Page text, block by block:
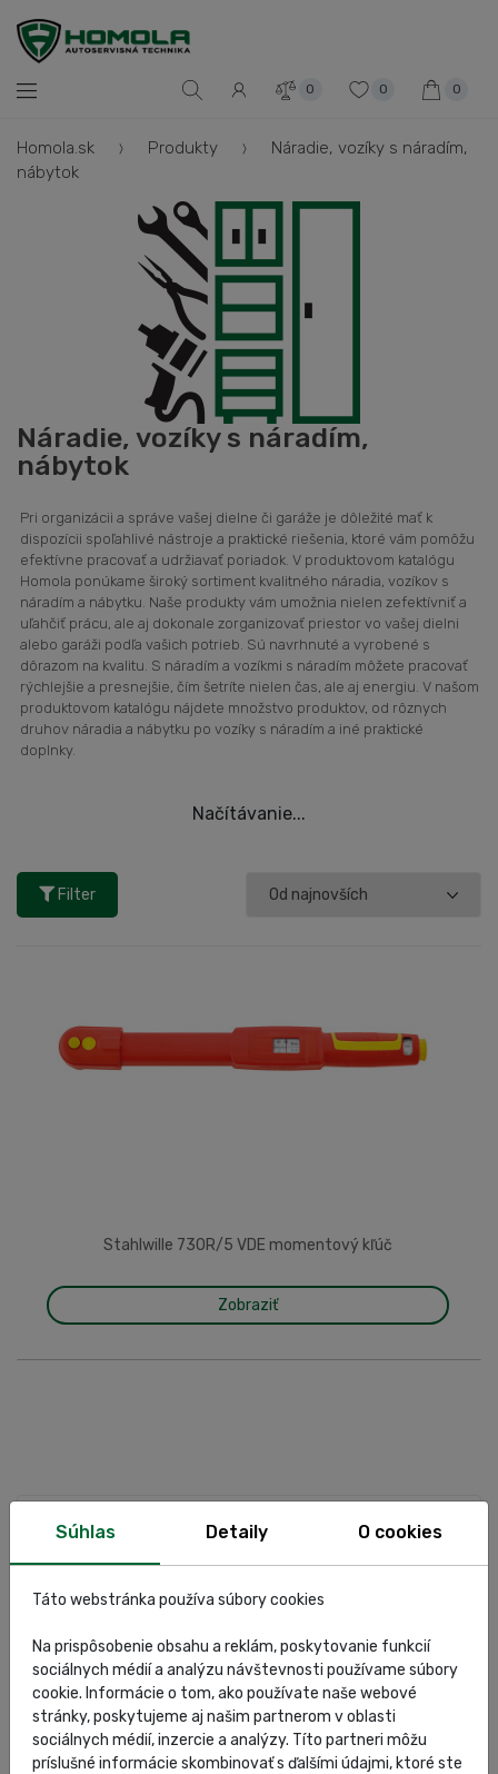
0 0 0
Homola.sk Produkty
Náradie, vozíky s náradím,
nábytok
Náradie, vozíky s náradím,
nábytok
Pri organizácii a správe vašej dielne či garáže je dôležité mať k
dispozícii spoľahlivé nástroje a praktické riešenia, ktoré vám pomôžu
efektívne pracovať a udržiavať poriadok. V produktovom katalógu
Homola ponúkame široký sortiment kvalitného náradia, vozíkov s
náradím a nábytku. Naše produkty vám umožnia nielen zefektívniť a
uľahčiť prácu, ale aj dokonale zorganizovať priestor vo vašej dielni
alebo garáži podľa vašich potrieb. Sú navrhnuté a vyrobené s
dôrazom na kvalitu. S náradím a vozíkmi s náradím môžete pracovať
rýchlejšie a presnejšie, čím šetríte nielen čas, ale aj energiu. V našom
produktovom katalógu nájdete množstvo produktov, od rôznych
druhov náradia a nábytku po vozíky s náradím a iné praktické
doplnky.
Načítávanie...
Filter
Stahlwille 730R/5 VDE momentový kľúč
Zobraziť
Súhlas Detaily O cookies
Táto webstránka používa súbory cookies
Na prispôsobenie obsahu a reklám, poskytovanie funkcií
sociálnych médií a analýzu návštevnosti používame súbory
cookie. Informácie o tom, ako používate naše webové
stránky, poskytujeme aj našim partnerom v oblasti
sociálnych médií, inzercie a analýzy. Títo partneri môžu
príslušné informácie skombinovať s ďalšími údajmi, ktoré ste